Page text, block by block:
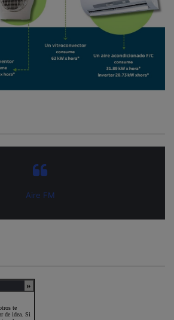
Aire FM